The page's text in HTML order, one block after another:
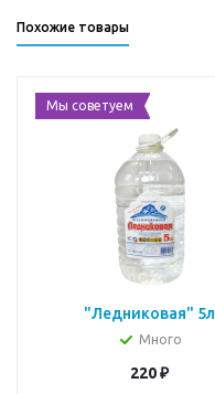
Похожие товары
Мы советуем
"Ледниковая" 5л
Много
220₽